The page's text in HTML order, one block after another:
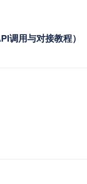
调用与对接教程）